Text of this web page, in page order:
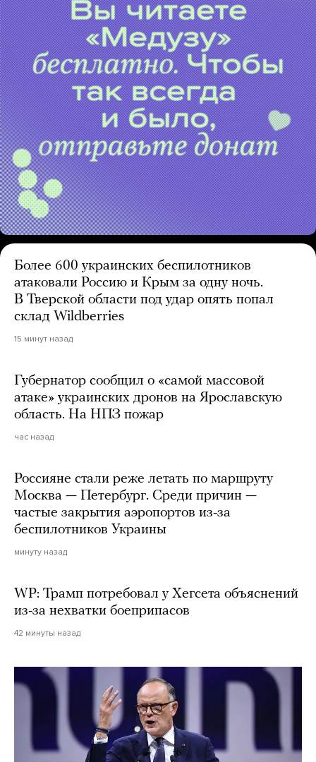
Более 600 украинских беспилотников
атаковали Россию и Крым за одну ночь.
В Тверской области под удар опять попал
склад Wildberries
15 минут назад
Губернатор сообщил о «самой массовой
атаке» украинских дронов на Ярославскую
область. На НПЗ пожар
час назад
Россияне стали реже летать по маршруту
Москва — Петербург. Среди причин —
частые закрытия аэропортов из-за
беспилотников Украины
минуту назад
WP: Трамп потребовал у Хегсета объяснений
из-за нехватки боеприпасов
42 минуты назад